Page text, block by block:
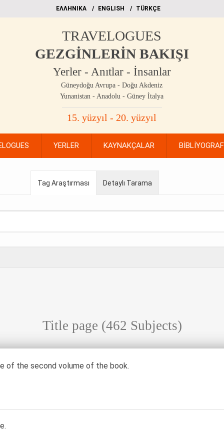
EΛΛΗΝΙΚΑ ΕΝGLISH TÜRKÇE
TRAVELOGUES
GEZGİNLERİN BAKIŞI
Yerler - Anıtlar - İnsanlar
Güneydoğu Avrupa - Doğu Akdeniz
Yunanistan - Anadolu - Güney İtalya
15. yüzyıl - 20. yüzyıl
YERLER KAYNAKÇALAR
Tag Araştırması Detaylı Tarama
Title page (462 Subjects)
of the second volume of the book.